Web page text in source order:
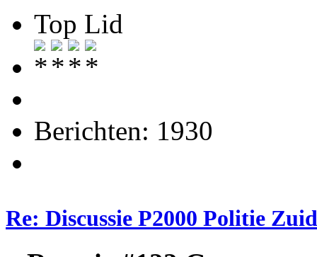
Top Lid
Berichten: 1930
Re: Discussie P2000 Politie